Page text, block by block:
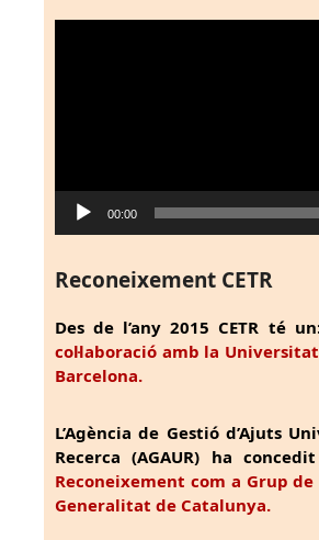
00:00
Reconeixement CETR
Des de l’any 2015 CETR té
col·laboració amb la
Barcelona.
L’Agència de Gestió d’Ajuts
Recerca (AGAUR) ha
Reconeixement com a Grup
Generalitat de Catalunya.